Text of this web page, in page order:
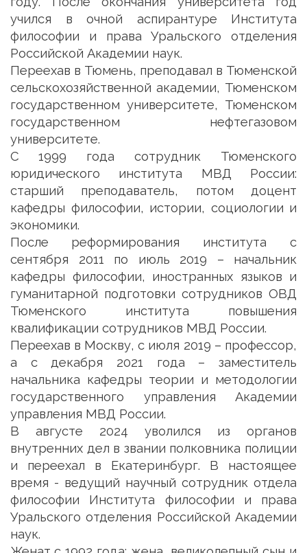
учился в очной аспирантуре Института
философии и права Уральского отделения
Российской Академии наук.
Переехав в Тюмень, преподавал в Тюменской
сельскохозяйственной академии, Тюменском
государственном университете, Тюменском
государственном нефтегазовом
университете.
С 1999 года сотрудник Тюменского
юридического института МВД России:
старший преподаватель, потом доцент
кафедры философии, истории, социологии и
экономики.
После реформирования института с
сентября 2011 по июль 2019 – начальник
кафедры философии, иностранных языков и
гуманитарной подготовки сотрудников ОВД
Тюменского института повышения
квалификации сотрудников МВД России.
Переехав в Москву, с июля 2019 – профессор,
а с декабря 2021 года – заместитель
начальника кафедры теории и методологии
государственного управления Академии
управления МВД России.
В августе 2024 уволился из органов
внутренних дел в звании полковника полиции
и переехал в Екатеринбург. В настоящее
время - ведущий научный сотрудник отдела
философии Института философии и права
Уральского отделения Российской Академии
наук.